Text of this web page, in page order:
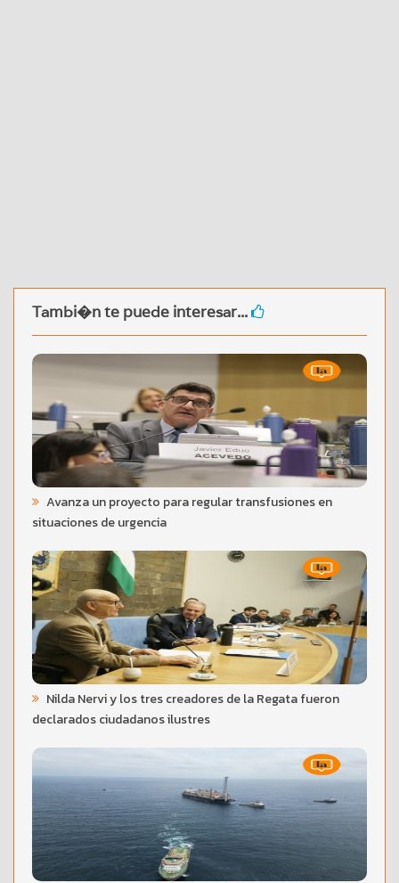
Tambi�n te puede interesar...
Avanza un proyecto para regular transfusiones en
situaciones de urgencia
Nilda Nervi y los tres creadores de la Regata fueron
declarados ciudadanos ilustres